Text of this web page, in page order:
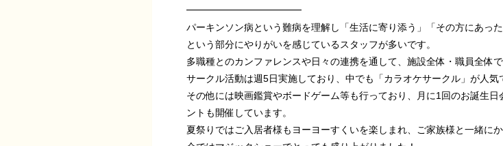
━━━━━━━━━━━━
パーキンソン病という難病を理解し「生活に寄り添う」「その方にあっ
という部分にやりがいを感じているスタッフが多いです。
多職種とのカンファレンスや日々の連携を通して、施設全体・職員全体で
サークル活動は週5日実施しており、中でも「カラオケサークル」が人
その他には映画鑑賞やボードゲーム等も行っており、月に1回のお誕生
ントも開催しています。
夏祭りではご入居者様もヨーヨーすくいを楽しまれ、ご家族様と一緒に